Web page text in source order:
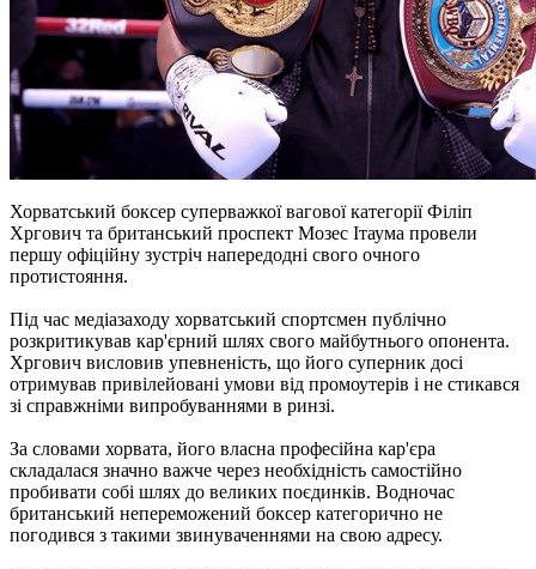
Хорватський боксер суперважкої вагової категорії Філіп
Хргович та британський проспект Мозес Ітаума провели
першу офіційну зустріч напередодні свого очного
протистояння.
Під час медіазаходу хорватський спортсмен публічно
розкритикував кар'єрний шлях свого майбутнього опонента.
Хргович висловив упевненість, що його суперник досі
отримував привілейовані умови від промоутерів і не стикався
зі справжніми випробуваннями в ринзі.
За словами хорвата, його власна професійна кар'єра
складалася значно важче через необхідність самостійно
пробивати собі шлях до великих поєдинків. Водночас
британський непереможений боксер категорично не
погодився з такими звинуваченнями на свою адресу.